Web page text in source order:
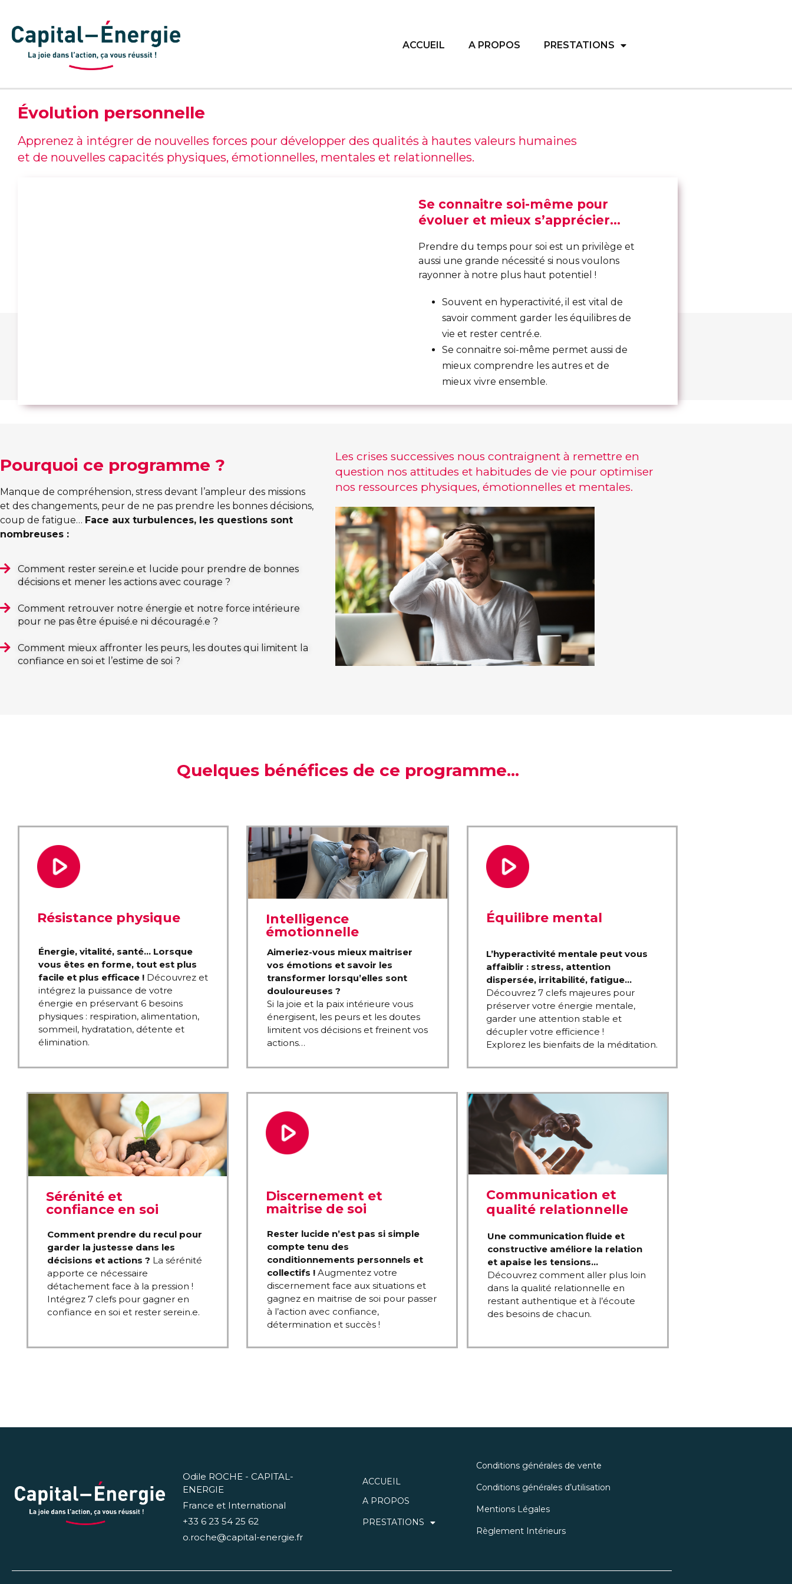
ACCUEIL A PROPOS PRESTATIONS
Évolution personnelle
Apprenez à intégrer de nouvelles forces pour développer des qualités à hautes valeurs humaines
et de nouvelles capacités physiques, émotionnelles, mentales et relationnelles.
Se connaitre soi-même pour
évoluer et mieux s’apprécier...
Prendre du temps pour soi est un privilège et
aussi une grande nécessité si nous voulons
rayonner à notre plus haut potentiel !
Souvent en hyperactivité, il est vital de
savoir comment garder les équilibres de
vie et rester centré.e.
Se connaitre soi-même permet aussi de
mieux comprendre les autres et de
mieux vivre ensemble.
Pourquoi ce programme ?
Manque de compréhension, stress devant l’ampleur des missions
et des changements, peur de ne pas prendre les bonnes décisions,
coup de fatigue… Face aux turbulences, les questions sont
nombreuses :
Comment rester serein.e et lucide pour prendre de bonnes
décisions et mener les actions avec courage ?
Comment retrouver notre énergie et notre force intérieure
pour ne pas être épuisé.e ni découragé.e ?
Comment mieux affronter les peurs, les doutes qui limitent la
confiance en soi et l’estime de soi ?
Les crises successives nous contraignent à remettre en
question nos attitudes et habitudes de vie pour optimiser
nos ressources physiques, émotionnelles et mentales.
Quelques bénéfices de ce programme...
Résistance physique
Énergie, vitalité, santé… Lorsque
vous êtes en forme, tout est plus
facile et plus efficace ! Découvrez et
intégrez la puissance de votre
énergie en préservant 6 besoins
physiques : respiration, alimentation,
sommeil, hydratation, détente et
élimination.
Intelligence
émotionnelle
Aimeriez-vous mieux maitriser
vos émotions et savoir les
transformer lorsqu’elles sont
douloureuses ?
Si la joie et la paix intérieure vous
énergisent, les peurs et les doutes
limitent vos décisions et freinent vos
actions…
Équilibre mental
L’hyperactivité mentale peut vous
affaiblir : stress, attention
dispersée, irritabilité, fatigue…
Découvrez 7 clefs majeures pour
préserver votre énergie mentale,
garder une attention stable et
décupler votre efficience !
Explorez les bienfaits de la méditation.
Sérénité et
confiance en soi
Comment prendre du recul pour
garder la justesse dans les
décisions et actions ? La sérénité
apporte ce nécessaire
détachement face à la pression !
Intégrez 7 clefs pour gagner en
confiance en soi et rester serein.e.
Discernement et
maitrise de soi
Rester lucide n’est pas si simple
compte tenu des
conditionnements personnels et
collectifs ! Augmentez votre
discernement face aux situations et
gagnez en maitrise de soi pour passer
à l’action avec confiance,
détermination et succès !
Communication et
qualité relationnelle
Une communication fluide et
constructive améliore la relation
et apaise les tensions…
Découvrez comment aller plus loin
dans la qualité relationnelle en
restant authentique et à l’écoute
des besoins de chacun.
Odile ROCHE - CAPITAL-
ENERGIE
France et International
+33 6 23 54 25 62
o.roche@capital-energie.fr
ACCUEIL
A PROPOS
PRESTATIONS
Conditions générales de vente
Conditions générales d’utilisation
Mentions Légales
Règlement Intérieurs